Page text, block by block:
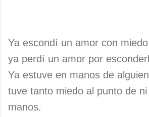
Ya escondí un amor con
ya perdí un amor por
Ya estuve en manos de
tuve tanto miedo al punto de
manos.